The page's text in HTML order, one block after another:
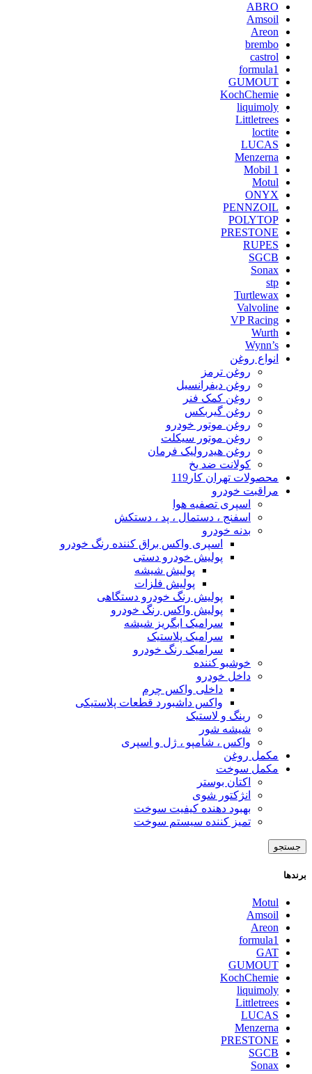
ABRO
Amsoil
Areon
brembo
castrol
formula1
GUMOUT
KochChemie
liquimoly
Littletrees
loctite
LUCAS
Menzerna
Mobil 1
Motul
ONYX
PENNZOIL
POLYTOP
PRESTONE
RUPES
SGCB
Sonax
stp
Turtlewax
Valvoline
VP Racing
Wurth
Wynn’s
انواع روغن
روغن ترمز
روغن دیفرانسیل
روغن کمک فنر
روغن گیربکس
روغن موتور خودرو
روغن موتور سیکلت
روغن هیدرولیک فرمان
کولانت ضد یخ
محصولات تهران کار119
مراقبت خودرو
اسپری تصفیه هوا
اسفنج ، دستمال ، پد ، دستکش
بدنه خودرو
اسپری واکس براق کننده رنگ خودرو
پولیش خودرو دستی
پولیش شیشه
پولیش فلزات
پولیش رنگ خودرو دستگاهی
پولیش واکس رنگ خودرو
سرامیک ابگریز شیشه
سرامیک پلاستیک
سرامیک رنگ خودرو
خوشبو کننده
داخل خودرو
داخلی واکس چرم
واکس داشبورد قطعات پلاستیکی
رینگ و لاستیک
شیشه شور
واکس ، شامپو ، ژل و اسپری
مکمل روغن
مکمل سوخت
اکتان بوستر
انژکتور شوی
بهبود دهنده کیفیت سوخت
تمیز کننده سیستم سوخت
جستجو
برندها
Motul
Amsoil
Areon
formula1
GAT
GUMOUT
KochChemie
liquimoly
Littletrees
LUCAS
Menzerna
PRESTONE
SGCB
Sonax